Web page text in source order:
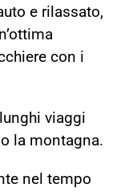
e rilassato,
con i
viaggi
la montagna.
nel tempo